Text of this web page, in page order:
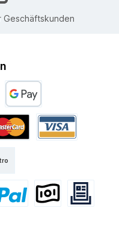
Geschäftskunden
Google Pay